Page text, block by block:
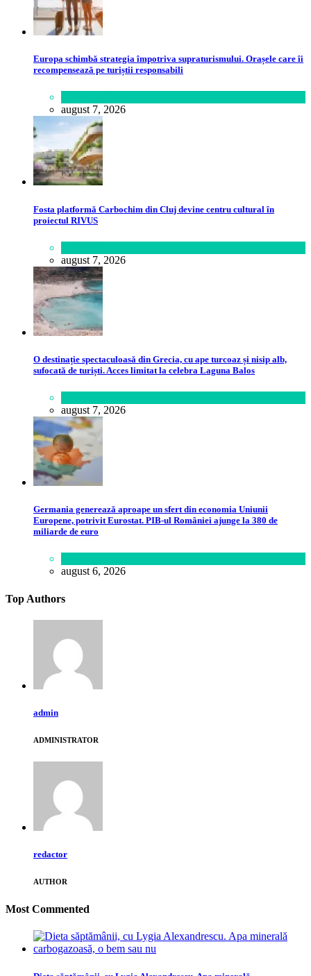
Europa schimbă strategia împotriva supraturismului. Orașele care îi
recompensează pe turiștii responsabili
august 7, 2026
Fosta platformă Carbochim din Cluj devine centru cultural în
proiectul RIVUS
august 7, 2026
O destinație spectaculoasă din Grecia, cu ape turcoaz și nisip alb,
sufocată de turiști. Acces limitat la celebra Laguna Balos
august 7, 2026
Germania generează aproape un sfert din economia Uniunii
Europene, potrivit Eurostat. PIB-ul României ajunge la 380 de
miliarde de euro
august 6, 2026
Top Authors
admin
ADMINISTRATOR
redactor
AUTHOR
Most Commented